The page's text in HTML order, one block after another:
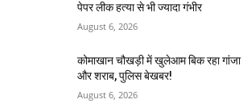
पेपर लीक हत्या से भी ज्यादा गंभीर
August 6, 2026
कोमाखान चौखड़ी में खुलेआम बिक रहा गांजा
और शराब, पुलिस बेखबर!
August 6, 2026